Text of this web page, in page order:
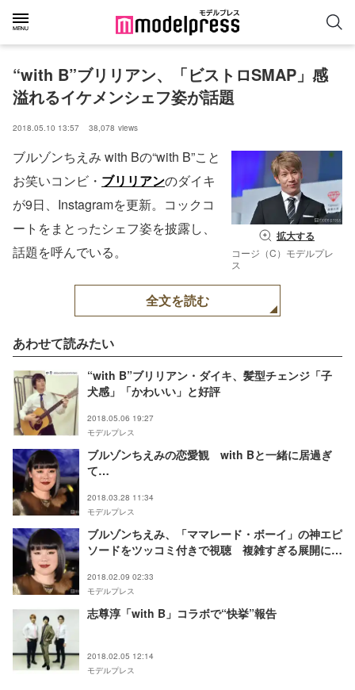
“with B”ブリリアン、「ビストロSMAP」感
溢れるイケメンシェフ姿が話題
2018.05.10 13:57 38,078 views
拡大する
コージ（C）モデルプレ
ス
ブルゾンちえみ with Bの“with B”こと
お笑いコンビ・ ブリリアンのダイキ
が9日、Instagramを更新。コックコ
ートをまとったシェフ姿を披露し、
話題を呼んでいる。
全文を読む
あわせて読みたい
“with B”ブリリアン・ダイキ、髪型チェンジ「子
犬感」「かわいい」と好評
2018.05.06 19:27
モデルプレス
ブルゾンちえみの恋愛観 with Bと一緒に居過ぎ
て…
2018.03.28 11:34
モデルプレス
ブルゾンちえみ、「ママレード・ボーイ」の神エピ
ソードをツッコミ付きで視聴 複雑すぎる展開に
2018.02.09 02:33
モデルプレス
志尊淳「with B」コラボで“快挙”報告
2018.02.05 12:14
モデルプレス